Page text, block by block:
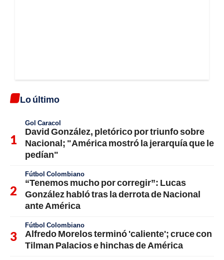
Lo último
Gol Caracol
David González, pletórico por triunfo sobre
Nacional; "América mostró la jerarquía que le
pedían"
Fútbol Colombiano
“Tenemos mucho por corregir”: Lucas
González habló tras la derrota de Nacional
ante América
Fútbol Colombiano
Alfredo Morelos terminó 'caliente'; cruce con
Tilman Palacios e hinchas de América